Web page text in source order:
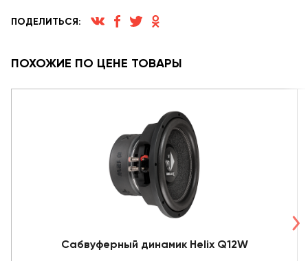
ПОДЕЛИТЬСЯ:
ПОХОЖИЕ ПО ЦЕНЕ ТОВАРЫ
Сабвуферный динамик Helix Q12W